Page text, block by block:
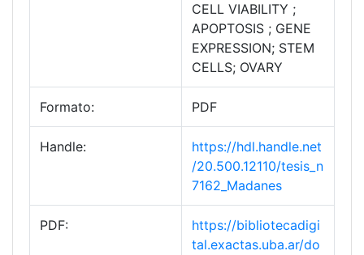
CELL VIABILITY ;
APOPTOSIS ; GENE
EXPRESSION; STEM
CELLS; OVARY
Formato: PDF
Handle:
https://hdl.handle.net
/20.500.12110/tesis_n
7162_Madanes
PDF:
https://bibliotecadigi
tal.exactas.uba.ar/do